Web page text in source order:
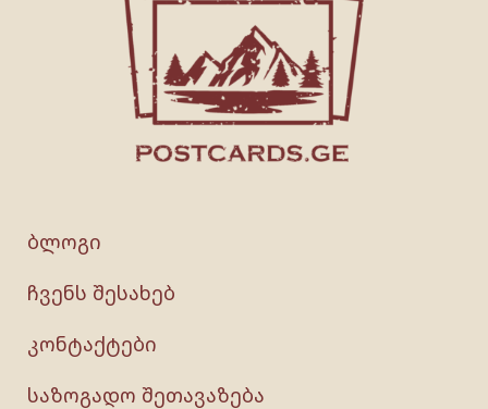
ბლოგი
ჩვენს შესახებ
კონტაქტები
საზოგადო შეთავაზება